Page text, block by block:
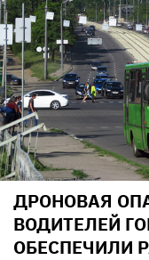
ДРОНОВАЯ
ВОДИТЕЛЕЙ
ОБЕСПЕЧИЛИ